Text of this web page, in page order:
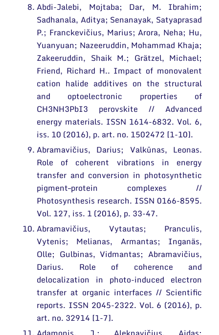
Abdi-Jalebi, Mojtaba; Dar, M. Ibrahim;
Sadhanala, Aditya; Senanayak, Satyaprasad
P.; Franckevičius, Marius; Arora, Neha; Hu,
Yuanyuan; Nazeeruddin, Mohammad Khaja;
Zakeeruddin, Shaik M.; Grätzel, Michael;
Friend, Richard H.. Impact of monovalent
cation halide additives on the structural
and optoelectronic properties of
CH3NH3PbI3 perovskite // Advanced
energy materials. ISSN 1614-6832. Vol. 6,
iss. 10 (2016), p. art. no. 1502472 [1-10].
Abramavičius, Darius; Valkūnas, Leonas.
Role of coherent vibrations in energy
transfer and conversion in photosynthetic
pigment–protein complexes //
Photosynthesis research. ISSN 0166-8595.
Vol. 127, iss. 1 (2016), p. 33-47.
Abramavičius, Vytautas; Pranculis,
Vytenis; Melianas, Armantas; Inganäs,
Olle; Gulbinas, Vidmantas; Abramavičius,
Darius. Role of coherence and
delocalization in photo-induced electron
transfer at organic interfaces // Scientific
reports. ISSN 2045-2322. Vol. 6 (2016), p.
art. no. 32914 [1-7].